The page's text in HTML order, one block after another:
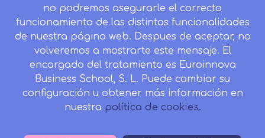
CONTACTO
Camino de la Torrecilla N.º 30 EDIFICIO EDUCA
EDTECH, C.P. 18.200, Maracena (Granada)
958 050 746
Horario de atención al cliente:
Lunes a viernes: 9.00h a 20.00h.
no podremos asegurarle el correcto
funcionamiento de las distintas funcionalidades
de nuestra página web. Despues de aceptar, no
volveremos a mostrarte este mensaje. El
encargado del tratamiento es Euroinnova
Business School, S. L. Puede cambiar su
configuración u obtener más información en
nuestra política de cookies.